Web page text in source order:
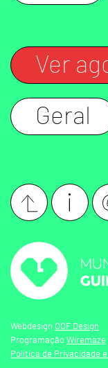
Ver
Geral
Webdesign OOF Design
Programação Wiremaze
Política de Privacidade